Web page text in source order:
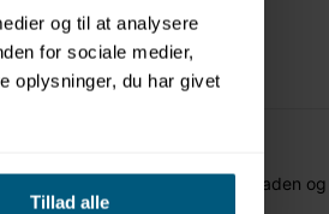
og til at analysere
for sociale medier,
oplysninger, du har givet
Tillad alle
ikke risikerer at rulle ud over pladen